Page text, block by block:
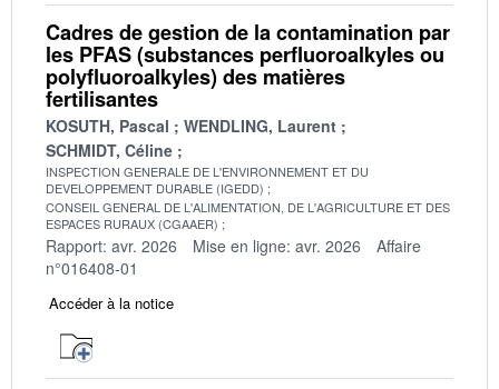
Cadres de gestion de la contamination par
les PFAS (substances perfluoroalkyles ou
polyfluoroalkyles) des matières
fertilisantes
KOSUTH, Pascal
WENDLING, Laurent
SCHMIDT, Céline
INSPECTION GENERALE DE L'ENVIRONNEMENT ET DU
DEVELOPPEMENT DURABLE (IGEDD)
CONSEIL GENERAL DE L'ALIMENTATION, DE L'AGRICULTURE ET DES
ESPACES RURAUX (CGAAER)
Rapport: avr. 2026 Mise en ligne: avr. 2026
Affaire
n°016408-01
Accéder à la notice